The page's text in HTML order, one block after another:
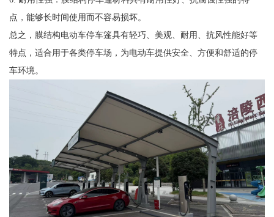
点，能够长时间使用而不容易损坏。
总之，膜结构电动车停车篷具有轻巧、美观、耐用、抗风性能好等
特点，适合用于各类停车场，为电动车提供安全、方便和舒适的停
车环境。